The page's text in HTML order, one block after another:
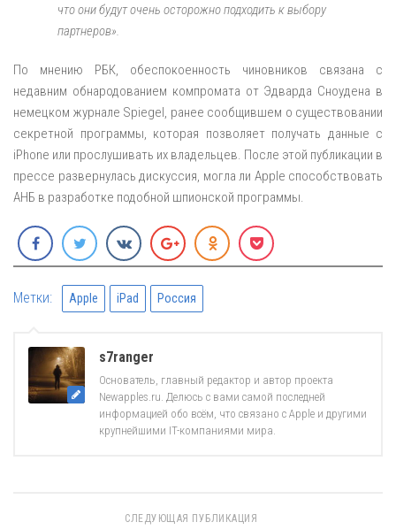
что они будут очень осторожно подходить к выбору
партнеров».
По мнению РБК, обеспокоенность чиновников связана с
недавним обнародованием компромата от Эдварда Сноудена в
немецком журнале Spiegel, ранее сообщившем о существовании
секретной программы, которая позволяет получать данные с
iPhone или прослушивать их владельцев. После этой публикации в
прессе развернулась дискуссия, могла ли Apple способствовать
АНБ в разработке подобной шпионской программы.
Метки: Apple iPad Россия
s7ranger
Основатель, главный редактор и автор проекта
Newapples.ru. Делюсь с вами самой последней
информацией обо всём, что связано с Apple и другими
крупнейшими IT-компаниями мира.
СЛЕДУЮЩАЯ ПУБЛИКАЦИЯ